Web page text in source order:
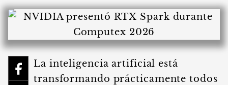
La inteligencia artificial está
transformando prácticamente todos